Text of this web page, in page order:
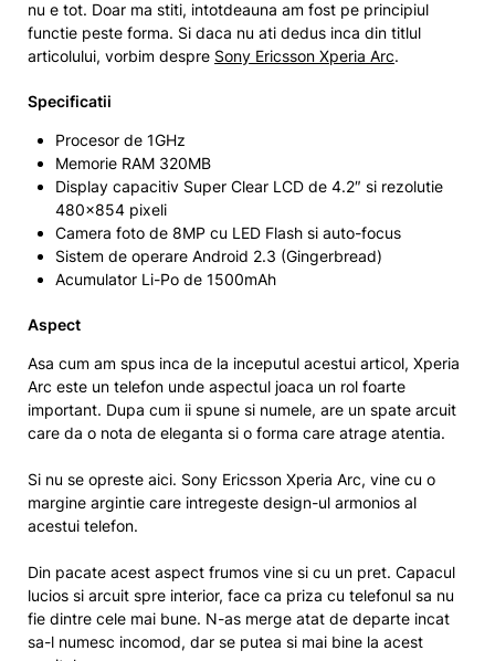
nu e tot. Doar ma stiti, intotdeauna am fost pe principiul
functie peste forma. Si daca nu ati dedus inca din titlul
articolului, vorbim despre Sony Ericsson Xperia Arc.
Specificatii
Procesor de 1GHz
Memorie RAM 320MB
Display capacitiv Super Clear LCD de 4.2″ si rezolutie
480×854 pixeli
Camera foto de 8MP cu LED Flash si auto-focus
Sistem de operare Android 2.3 (Gingerbread)
Acumulator Li-Po de 1500mAh
Aspect
Asa cum am spus inca de la inceputul acestui articol, Xperia
Arc este un telefon unde aspectul joaca un rol foarte
important. Dupa cum ii spune si numele, are un spate arcuit
care da o nota de eleganta si o forma care atrage atentia.
Si nu se opreste aici. Sony Ericsson Xperia Arc, vine cu o
margine argintie care intregeste design-ul armonios al
acestui telefon.
Din pacate acest aspect frumos vine si cu un pret. Capacul
lucios si arcuit spre interior, face ca priza cu telefonul sa nu
fie dintre cele mai bune. N-as merge atat de departe incat
sa-l numesc incomod, dar se putea si mai bine la acest